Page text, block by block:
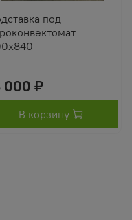
под
000 ₽
В корзину